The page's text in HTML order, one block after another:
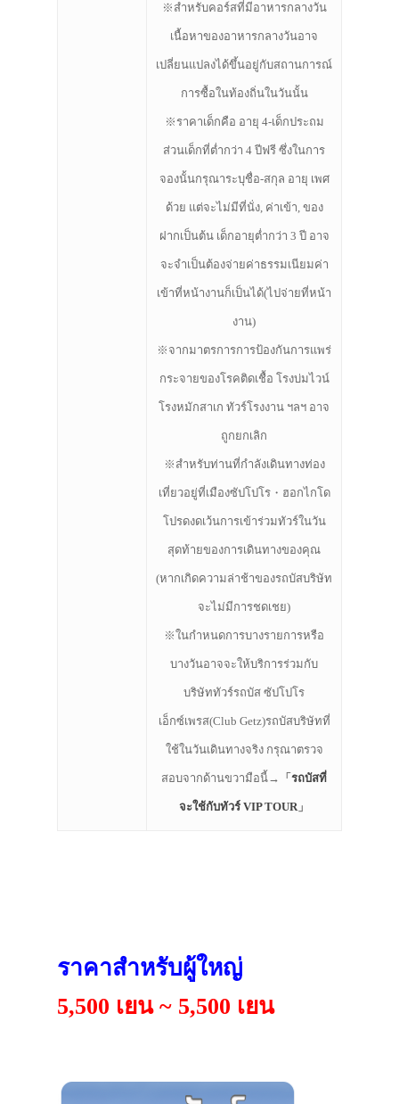
※สำหรับคอร์สที่มีอาหารกลางวัน
เนื้อหาของอาหารกลางวันอาจ
เปลี่ยนแปลงได้ขึ้นอยู่กับสถานการณ์
การซื้อในท้องถิ่นในวันนั้น
※ราคาเด็กคือ อายุ 4-เด็กประถม
ส่วนเด็กที่ต่ำกว่า 4 ปีฟรี ซึ่งในการ
จองนั้นกรุณาระบุชื่อ-สกุล อายุ เพศ
ด้วย แต่จะไม่มีที่นั่ง, ค่าเข้า, ของ
ฝากเป็นต้น เด็กอายุต่ำกว่า 3 ปี อาจ
จะจำเป็นต้องจ่ายค่าธรรมเนียมค่า
เข้าที่หน้างานก็เป็นได้(ไปจ่ายที่หน้า
งาน)
※จากมาตรการการป้องกันการแพร่
กระจายของโรคติดเชื้อ โรงบ่มไวน์
โรงหมักสาเก ทัวร์โรงงาน ฯลฯ อาจ
ถูกยกเลิก
※ สำหรับท่านที่กำลังเดินทางท่อง
เที่ยวอยู่ที่เมืองซัปโปโร・ฮอกไกโด
โปรดงดเว้นการเข้าร่วมทัวร์ในวัน
สุดท้ายของการเดินทางของคุณ
(หากเกิดความล่าช้าของรถบัสบริษัท
จะไม่มีการชดเชย)
※ในกำหนดการบางรายการหรือ
บางวันอาจจะให้บริการร่วมกับ
บริษัททัวร์รถบัส ซัปโปโร
เอ็กซ์เพรส(Club Getz)รถบัสบริษัทที่
ใช้ในวันเดินทางจริง กรุณาตรวจ
สอบจากด้านขวามือนี้→ 「 รถบัสที่
จะใช้กับทัวร์ VIP TOUR」
ราคาสำหรับผู้ใหญ่
5,500 เยน ~ 5,500 เยน